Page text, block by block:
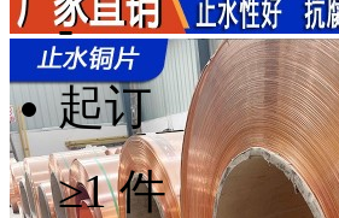
-
起订
≥1 件